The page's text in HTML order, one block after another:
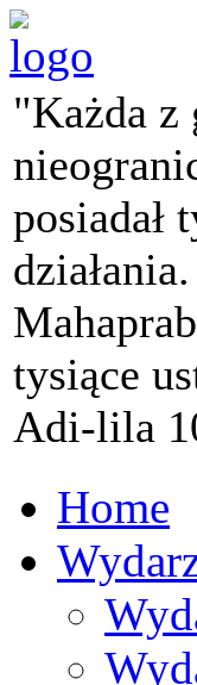
"Każda z
posiadał
tysiące
Adi-lila
Home